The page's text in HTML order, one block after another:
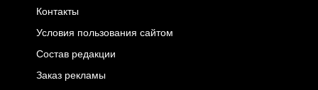
Контакты
Условия пользования сайтом
Состав редакции
Заказ рекламы